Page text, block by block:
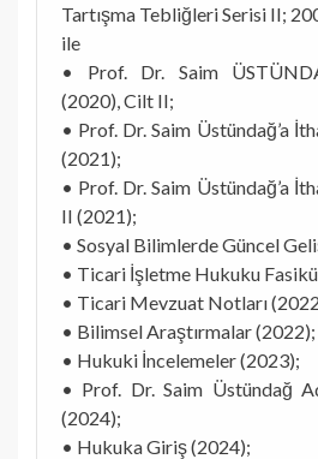
Tartışma Tebliğleri Serisi II;
ile
• Prof. Dr. Saim
(2020), Cilt II;
• Prof. Dr. Saim Üstündağ’a
(2021);
• Prof. Dr. Saim Üstündağ’a
II (2021);
• Sosyal Bilimlerde Güncel
• Ticari İşletme Hukuku
• Ticari Mevzuat Notları
• Bilimsel Araştırmalar (2022);
• Hukuki İncelemeler (2023);
• Prof. Dr. Saim Üstündağ
(2024);
• Hukuka Giriş (2024);